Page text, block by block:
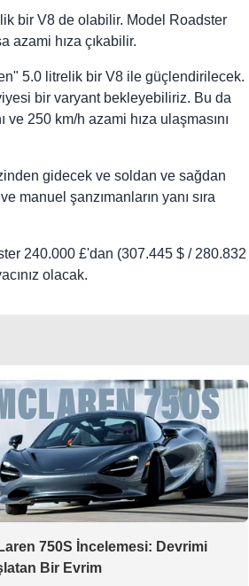
bir V8 de olabilir. Model Roadster
azami hıza çıkabilir.
5.0 litrelik bir V8 ile güçlendirilecek.
bir varyant bekleyebiliriz. Bu da
ve 250 km/h azami hıza ulaşmasını
gidecek ve soldan ve sağdan
manuel şanzımanların yanı sıra
240.000 £'dan (307.445 $ / 280.832
olacak.
750S İncelemesi: Devrimi
Bir Evrim